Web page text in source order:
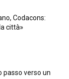
Codacons:
città»
passo verso un